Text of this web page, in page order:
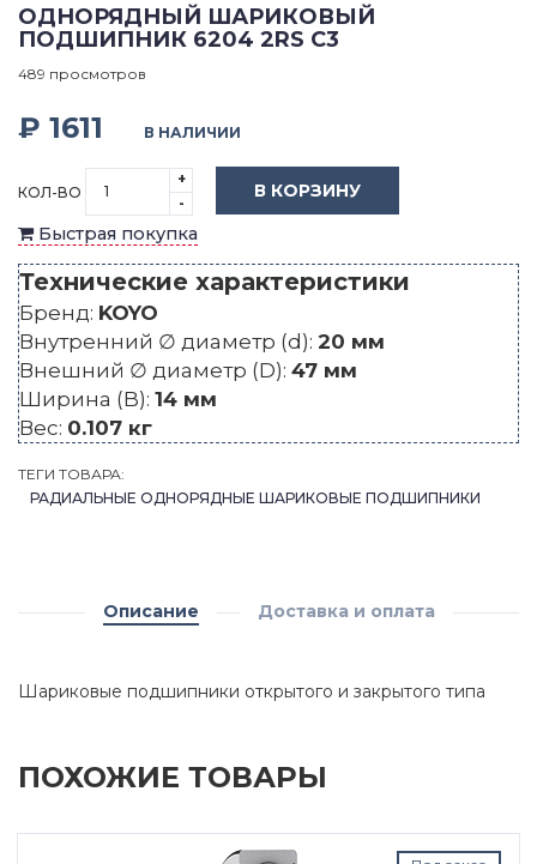
ОДНОРЯДНЫЙ ШАРИКОВЫЙ
ПОДШИПНИК 6204 2RS C3
489 просмотров
₽ 1611 В НАЛИЧИИ
КОЛ-ВО
+
-
В КОРЗИНУ
Быстрая покупка
Технические характеристики
Бренд: KOYO
Внутренний ∅ диаметр (d): 20 мм
Внешний ∅ диаметр (D): 47 мм
Ширина (B): 14 мм
Вес: 0.107 кг
ТЕГИ ТОВАРА:
РАДИАЛЬНЫЕ ОДНОРЯДНЫЕ ШАРИКОВЫЕ ПОДШИПНИКИ
Описание Доставка и оплата
Шариковые подшипники открытого и закрытого типа
ПОХОЖИЕ ТОВАРЫ